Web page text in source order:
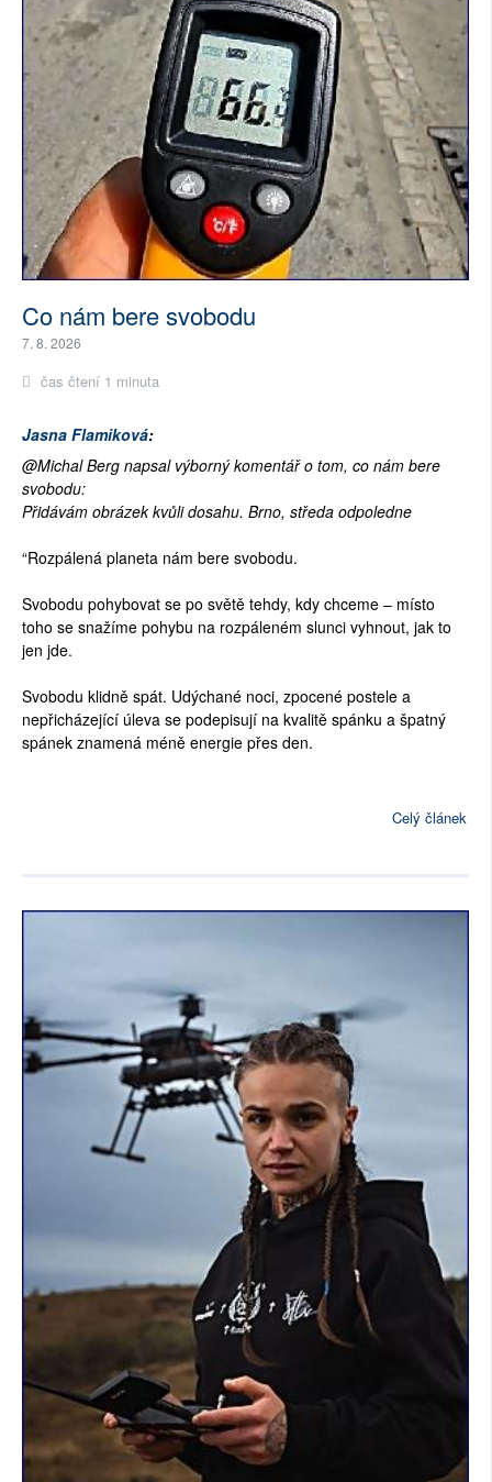
Co nám bere svobodu
7. 8. 2026
čas čtení 1 minuta
Jasna Flamiková:
@Michal Berg napsal výborný komentář o tom, co nám bere
svobodu:
Přidávám obrázek kvůli dosahu. Brno, středa odpoledne
“Rozpálená planeta nám bere svobodu.
Svobodu pohybovat se po světě tehdy, kdy chceme – místo
toho se snažíme pohybu na rozpáleném slunci vyhnout, jak to
jen jde.
Svobodu klidně spát. Udýchané noci, zpocené postele a
nepřicházející úleva se podepisují na kvalitě spánku a špatný
spánek znamená méně energie přes den.
Celý článek